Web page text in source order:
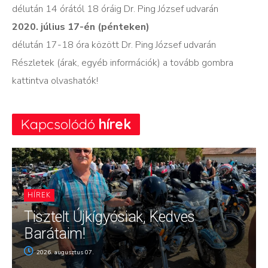
délután 14 órától 18 óráig Dr. Ping József udvarán
2020. július 17-én (pénteken)
délután 17-18 óra között Dr. Ping József udvarán
Részletek (árak, egyéb információk) a tovább gombra
kattintva olvashatók!
Kapcsolódó hírek
HÍREK
Tisztelt Újkígyósiak, Kedves
Barátaim!
2026. augusztus 07.